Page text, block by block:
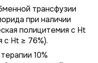
трансфузии
при наличии
полицитемия с Ht
с Ht ≥ 76%).
10%